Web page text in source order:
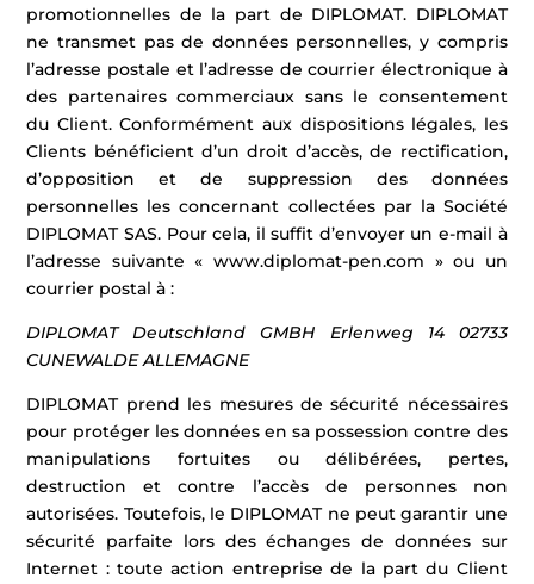
promotionnelles de la part de DIPLOMAT. DIPLOMAT
ne transmet pas de données personnelles, y compris
l’adresse postale et l’adresse de courrier électronique à
des partenaires commerciaux sans le consentement
du Client. Conformément aux dispositions légales, les
Clients bénéficient d’un droit d’accès, de rectification,
d’opposition et de suppression des données
personnelles les concernant collectées par la Société
DIPLOMAT SAS. Pour cela, il suffit d’envoyer un e-mail à
l’adresse suivante « www.diplomat-pen.com » ou un
courrier postal à :
DIPLOMAT Deutschland GMBH Erlenweg 14
02733
CUNEWALDE ALLEMAGNE
DIPLOMAT prend les mesures de sécurité nécessaires
pour protéger les données en sa possession contre des
manipulations fortuites ou délibérées, pertes,
destruction et contre l’accès de personnes non
autorisées. Toutefois, le DIPLOMAT ne peut garantir une
sécurité parfaite lors des échanges de données sur
Internet : toute action entreprise de la part du Client